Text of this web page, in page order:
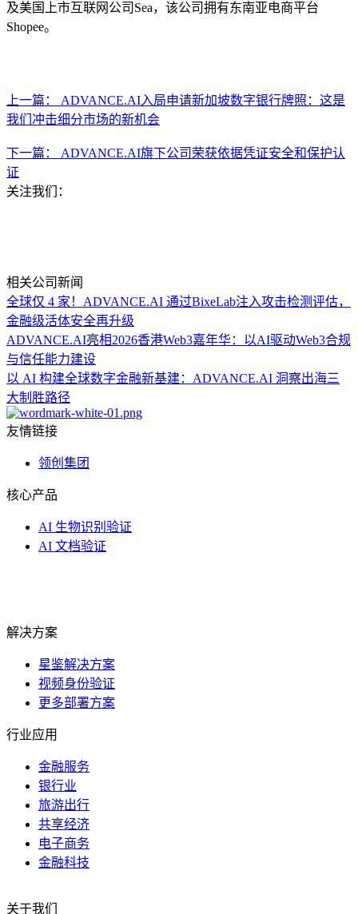
及美国上市互联网公司Sea，该公司拥有东南亚电商平台
Shopee。
上一篇： ADVANCE.AI入局申请新加坡数字银行牌照：这是
我们冲击细分市场的新机会
下一篇： ADVANCE.AI旗下公司荣获依据凭证安全和保护认
证
关注我们：
相关公司新闻
全球仅 4 家！ADVANCE.AI 通过BixeLab注入攻击检测评估，
金融级活体安全再升级
ADVANCE.AI亮相2026香港Web3嘉年华：以AI驱动Web3合规
与信任能力建设
以 AI 构建全球数字金融新基建：ADVANCE.AI 洞察出海三
大制胜路径
友情链接
领创集团
核心产品
AI 生物识别验证
AI 文档验证
解决方案
星鉴解决方案
视频身份验证
更多部署方案
行业应用
金融服务
银行业
旅游出行
共享经济
电子商务
金融科技
关于我们